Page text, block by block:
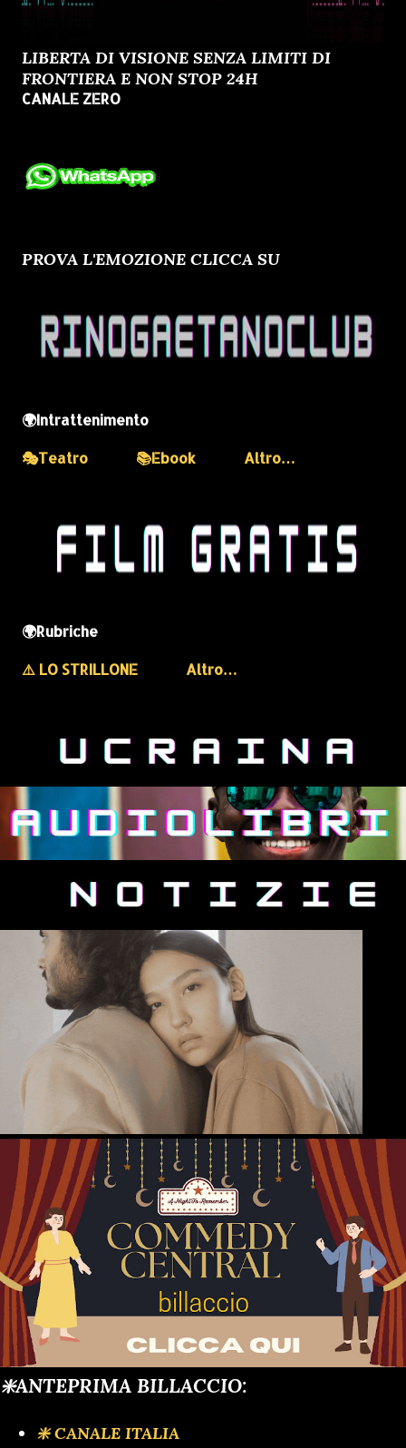
LIBERTA DI VISIONE SENZA LIMITI DI
FRONTIERA E NON STOP 24H
CANALE ZERO
PROVA L'EMOZIONE CLICCA SU
🌍Intrattenimento
🎭Teatro
📚Ebook Altro…
🌍Rubriche
⚠️ LO STRILLONE
Altro…
❇️ANTEPRIMA BILLACCIO:
❇️ CANALE ITALIA